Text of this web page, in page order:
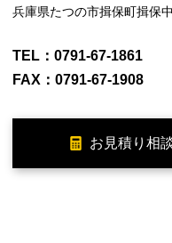
兵庫県たつの市揖保町揖保
TEL： 0791-67-1861
FAX： 0791-67-1908
お見積り相